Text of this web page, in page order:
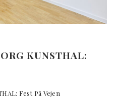
KUNSTHAL:
Fest På Vejen